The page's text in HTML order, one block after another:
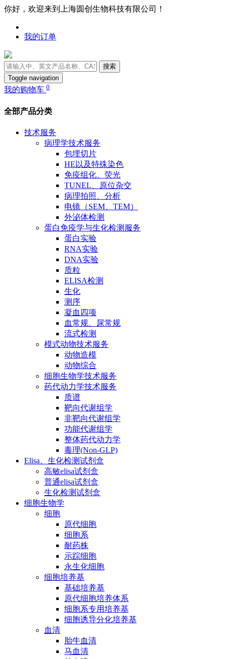
你好，欢迎来到上海圆创生物科技有限公司！
我的订单
搜索
Toggle navigation
我的购物车 0
全部产品分类
技术服务
病理学技术服务
包埋切片
HE以及特殊染色
免疫组化、荧光
TUNEL、原位杂交
病理拍照、分析
电镜（SEM、TEM）
外泌体检测
蛋白免疫学与生化检测服务
蛋白实验
RNA实验
DNA实验
质粒
ELISA检测
生化
测序
凝血四项
血常规、尿常规
流式检测
模式动物技术服务
动物造模
动物综合
细胞生物学技术服务
药代动力学技术服务
质谱
靶向代谢组学
非靶向代谢组学
功能代谢组学
整体药代动力学
毒理(Non-GLP)
Elisa、生化检测试剂盒
高敏elisa试剂盒
普通elisa试剂盒
生化检测试剂盒
细胞生物学
细胞
原代细胞
细胞系
耐药株
示踪细胞
永生化细胞
细胞培养基
基础培养基
原代细胞培养体系
细胞系专用培养基
细胞诱导分化培养基
血清
胎牛血清
马血清